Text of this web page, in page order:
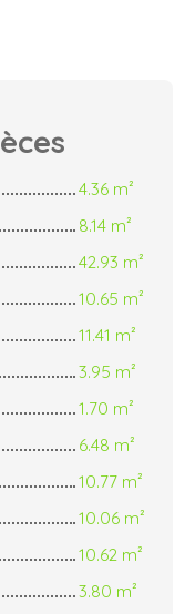
4.36 m²
8.14 m²
42.93 m²
10.65 m²
11.41 m²
3.95 m²
1.70 m²
6.48 m²
10.77 m²
10.06 m²
10.62 m²
3.80 m²